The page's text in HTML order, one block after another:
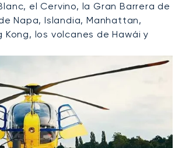
el Cervino, la Gran Barrera de
Napa, Islandia, Manhattan,
Kong, los volcanes de Hawái y